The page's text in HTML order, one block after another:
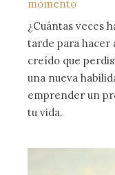
momento
¿Cuántas veces
tarde para hacer
creído que
una nueva
emprender un
tu vida.